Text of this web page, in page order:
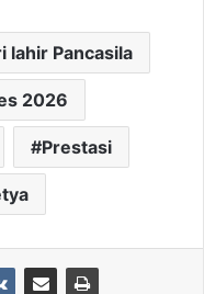
lahir Pancasila
2026
Prestasi